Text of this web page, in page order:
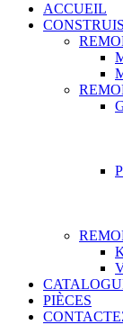
ACCUEIL
PIÈCES